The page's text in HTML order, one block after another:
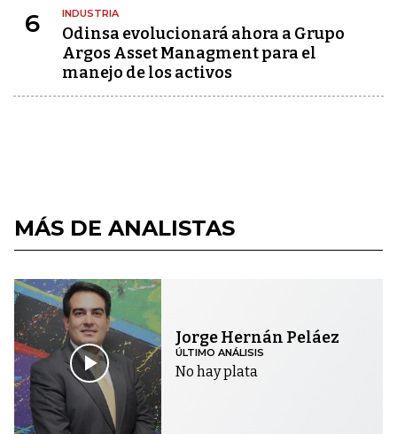
6 INDUSTRIA
Odinsa evolucionará ahora a Grupo
Argos Asset Managment para el
manejo de los activos
MÁS DE ANALISTAS
Jorge Hernán Peláez
ÚLTIMO ANÁLISIS
No hay plata